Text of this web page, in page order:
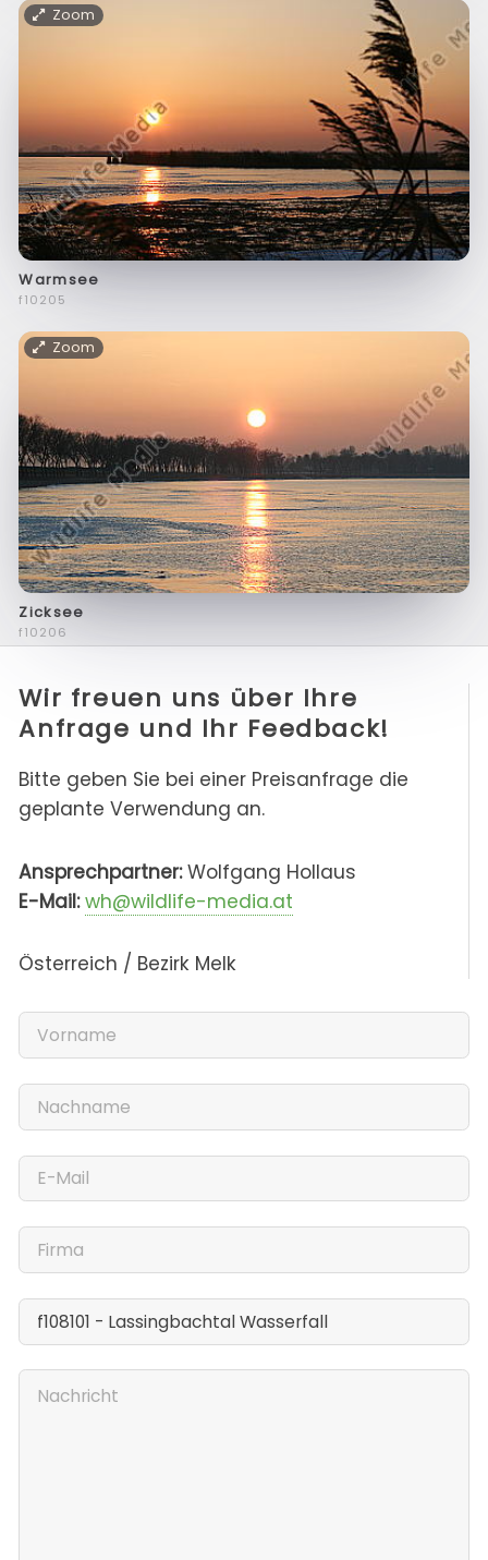
Zoom
Warmsee
f10205
Zoom
Zicksee
f10206
Wir freuen uns über Ihre
Anfrage und Ihr Feedback!
Bitte geben Sie bei einer Preisanfrage die
geplante Verwendung an.
Ansprechpartner:Wolfgang Hollaus
E-Mail: wh@wildlife-media.at
Österreich / Bezirk Melk